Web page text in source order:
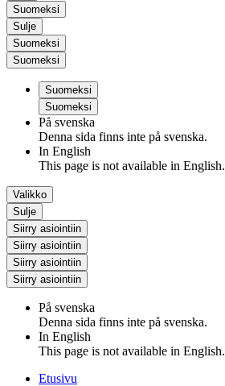
Suomeksi
Sulje
Suomeksi
Suomeksi
Suomeksi
Suomeksi
På svenska
Denna sida finns inte på svenska.
In English
This page is not available in English.
Valikko
Sulje
Siirry asiointiin
Siirry asiointiin
Siirry asiointiin
Siirry asiointiin
På svenska
Denna sida finns inte på svenska.
In English
This page is not available in English.
Etusivu